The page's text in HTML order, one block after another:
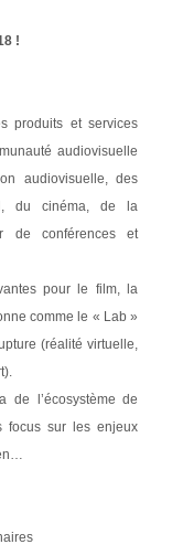
!
produits et services
audiovisuelle
audiovisuelle, des
du cinéma, de la
de conférences et
pour le film, la
comme le « Lab »
(réalité virtuelle,
de l’écosystème de
focus sur les enjeux